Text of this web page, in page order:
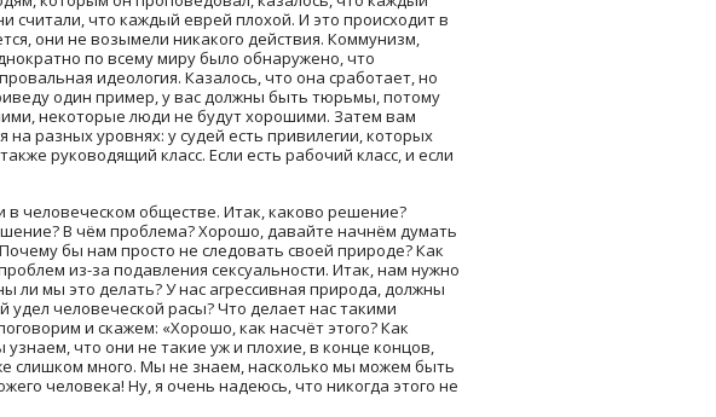
что каждый еврей плохой. И это происходит в
они не возымели никакого действия. Коммунизм,
по всему миру было обнаружено, что
идеология. Казалось, что она сработает, но
один пример, у вас должны быть тюрьмы, потому
некоторые люди не будут хорошими. Затем вам
разных уровнях: у судей есть привилегии, которых
руководящий класс. Если есть рабочий класс, и если
в человеческом обществе. Итак, каково решение?
В чём проблема? Хорошо, давайте начнём думать
бы нам просто не следовать своей природе? Как
из-за подавления сексуальности. Итак, нам нужно
ли мы это делать? У нас агрессивная природа, должны
человеческой расы? Что делает нас такими
и скажем: «Хорошо, как насчёт этого? Как
что они не такие уж и плохие, в конце концов,
слишком много. Мы не знаем, насколько мы можем быть
человека! Ну, я очень надеюсь, что никогда этого не